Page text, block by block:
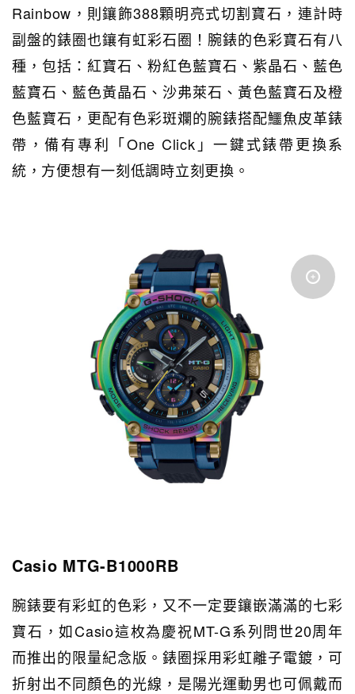
Rainbow，則鑲飾388顆明亮式切割寶石，連計時
副盤的錶圈也鑲有虹彩石圈！腕錶的色彩寶石有八
種，包括：紅寶石、粉紅色藍寶石、紫晶石、藍色
藍寶石、藍色黃晶石、沙弗萊石、黃色藍寶石及橙
色藍寶石，更配有色彩斑斕的腕錶搭配鱷魚皮革錶
帶，備有專利「One Click」一鍵式錶帶更換系
統，方便想有一刻低調時立刻更換。
Casio MTG-B1000RB
腕錶要有彩虹的色彩，又不一定要鑲嵌滿滿的七彩
寶石，如Casio這枚為慶祝MT-G系列問世20周年
而推出的限量紀念版。錶圈採用彩虹離子電鍍，可
折射出不同顏色的光線，是陽光運動男也可佩戴而